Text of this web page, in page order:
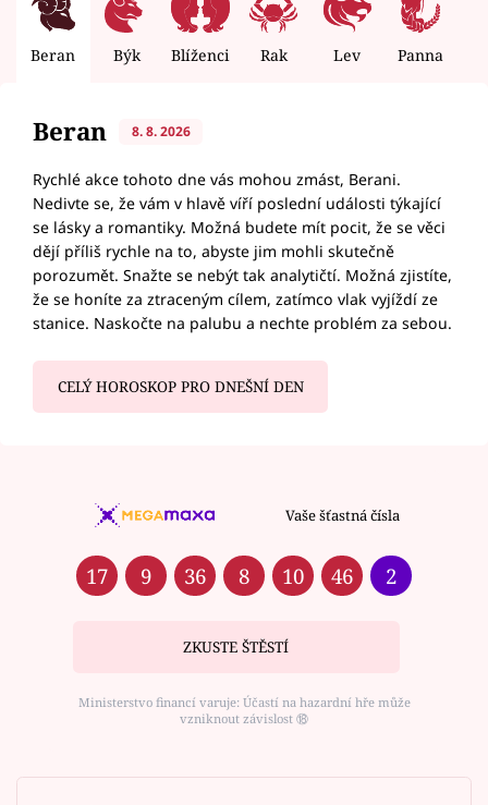
Beran Býk Blíženci Rak Lev Panna
Beran 8. 8. 2026
Rychlé akce tohoto dne vás mohou zmást, Berani.
Nedivte se, že vám v hlavě víří poslední události týkající
se lásky a romantiky. Možná budete mít pocit, že se věci
dějí příliš rychle na to, abyste jim mohli skutečně
porozumět. Snažte se nebýt tak analytičtí. Možná zjistíte,
že se honíte za ztraceným cílem, zatímco vlak vyjíždí ze
stanice. Naskočte na palubu a nechte problém za sebou.
CELÝ HOROSKOP PRO DNEŠNÍ DEN
Vaše šťastná čísla
17 9 36 8 10 46 2
ZKUSTE ŠTĚSTÍ
Ministerstvo financí varuje: Účastí na hazardní hře může
vzniknout závislost ⑱